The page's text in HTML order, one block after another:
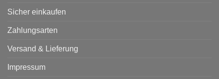
Sicher einkaufen
Zahlungsarten
Versand & Lieferung
Impressum